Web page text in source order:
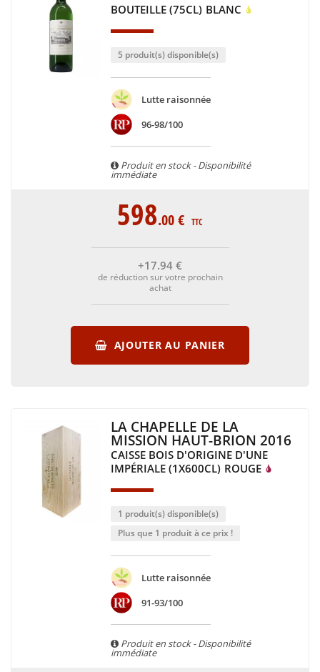
BOUTEILLE (75CL) BLANC
5 produit(s) disponible(s)
Lutte raisonnée
96-98/100
Produit en stock - Disponibilité
immédiate
598.00€ TTC
+17.94 €
de réduction sur votre prochain
achat
AJOUTER AU PANIER
LA CHAPELLE DE LA
MISSION HAUT-BRION 2016
CAISSE BOIS D'ORIGINE D'UNE
IMPÉRIALE (1X600CL) ROUGE
1 produit(s) disponible(s)
Plus que 1 produit à ce prix !
Lutte raisonnée
91-93/100
Produit en stock - Disponibilité
immédiate